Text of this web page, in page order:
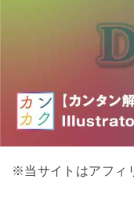
※当サイトはアフィ